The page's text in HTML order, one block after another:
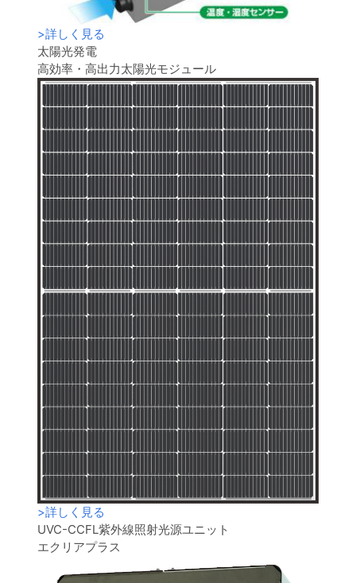
>詳しく見る
太陽光発電
高効率・高出力太陽光モジュール
>詳しく見る
UVC-CCFL紫外線照射光源ユニット
エクリアプラス